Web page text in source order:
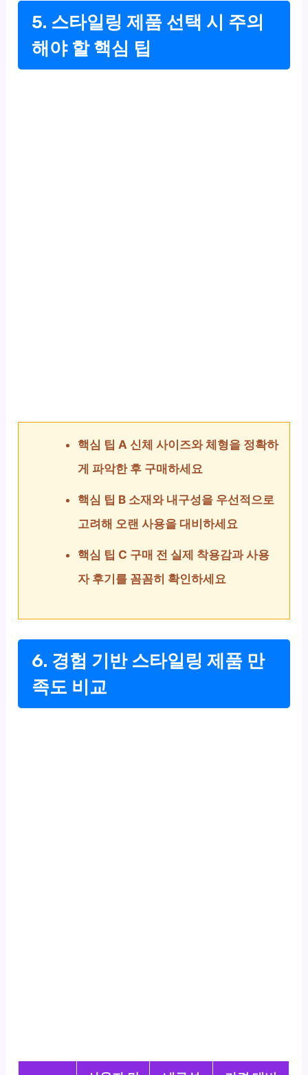
5. 스타일링 제품 선택 시 주의
해야 할 핵심 팁
핵심 팁 A 신체 사이즈와 체형을 정확하
게 파악한 후 구매하세요
핵심 팁 B 소재와 내구성을 우선적으로
고려해 오랜 사용을 대비하세요
핵심 팁 C 구매 전 실제 착용감과 사용
자 후기를 꼼꼼히 확인하세요
6. 경험 기반 스타일링 제품 만
족도 비교